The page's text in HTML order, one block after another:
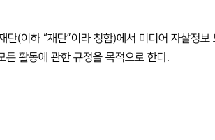
단(이하 “재단”이라 칭함)에서 미디어 자살정
활동에 관한 규정을 목적으로 한다.